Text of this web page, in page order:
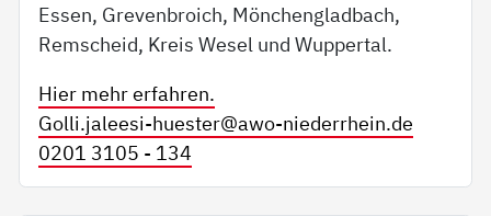
Essen, Grevenbroich, Mönchengladbach,
Remscheid, Kreis Wesel und Wuppertal.
Hier mehr erfahren.
Golli.jaleesi-huester@awo-niederrhein.de
0201 3105 - 134